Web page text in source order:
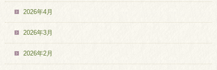
2026年4月
2026年3月
2026年2月